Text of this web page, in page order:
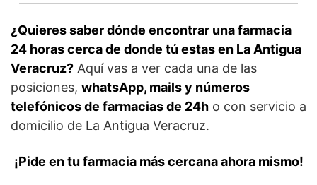
¿Quieres saber dónde encontrar una farmacia
24 horas cerca de donde tú estas en La Antigua
Veracruz? Aquí vas a ver cada una de las
posiciones, whatsApp, mails y números
telefónicos de farmacias de 24h o con servicio a
domicilio de La Antigua Veracruz.
¡Pide en tu farmacia más cercana ahora mismo!